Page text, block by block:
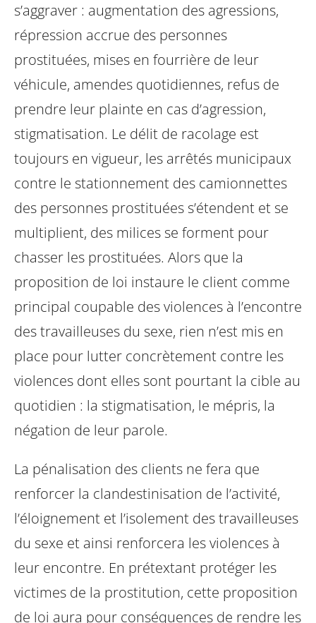
s’aggraver : augmentation des agressions,
répression accrue des personnes
prostituées, mises en fourrière de leur
véhicule, amendes quotidiennes, refus de
prendre leur plainte en cas d’agression,
stigmatisation. Le délit de racolage est
toujours en vigueur, les arrêtés municipaux
contre le stationnement des camionnettes
des personnes prostituées s’étendent et se
multiplient, des milices se forment pour
chasser les prostituées. Alors que la
proposition de loi instaure le client comme
principal coupable des violences à l’encontre
des travailleuses du sexe, rien n’est mis en
place pour lutter concrètement contre les
violences dont elles sont pourtant la cible au
quotidien : la stigmatisation, le mépris, la
négation de leur parole.
La pénalisation des clients ne fera que
renforcer la clandestinisation de l’activité,
l’éloignement et l’isolement des travailleuses
du sexe et ainsi renforcera les violences à
leur encontre. En prétextant protéger les
victimes de la prostitution, cette proposition
de loi aura pour conséquences de rendre les